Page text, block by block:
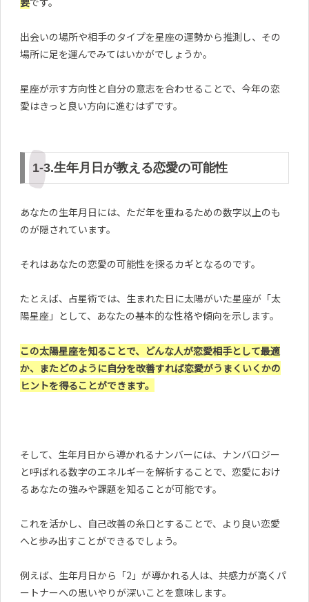
出会いの場所や相手のタイプを星座の運勢から推測し、その
場所に足を運んでみてはいかがでしょうか。
星座が示す方向性と自分の意志を合わせることで、今年の恋
愛はきっと良い方向に進むはずです。
1-3.生年月日が教える恋愛の可能性
あなたの生年月日には、ただ年を重ねるための数字以上のも
のが隠されています。
それはあなたの恋愛の可能性を探るカギとなるのです。
たとえば、占星術では、生まれた日に太陽がいた星座が「太
陽星座」として、あなたの基本的な性格や傾向を示します。
この太陽星座を知ることで、どんな人が恋愛相手として最適
か、またどのように自分を改善すれば恋愛がうまくいくかの
ヒントを得ることができます。
そして、生年月日から導かれるナンバーには、ナンバロジー
と呼ばれる数字のエネルギーを解析することで、恋愛におけ
るあなたの強みや課題を知ることが可能です。
これを活かし、自己改善の糸口とすることで、より良い恋愛
へと歩み出すことができるでしょう。
例えば、生年月日から「2」が導かれる人は、共感力が高くパ
ートナーへの思いやりが深いことを意味します。